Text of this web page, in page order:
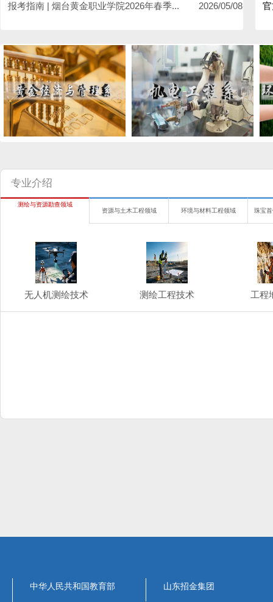
报考指南 | 烟台黄金职业学院2026年春季... 2026/05/08
专业介绍
测绘与资源勘查领域
资源与土木工程领域
环境与材料工程领域 珠宝
无人机测绘技术 测绘工程技术 工程
中华人民共和国教育部 山东招金集团